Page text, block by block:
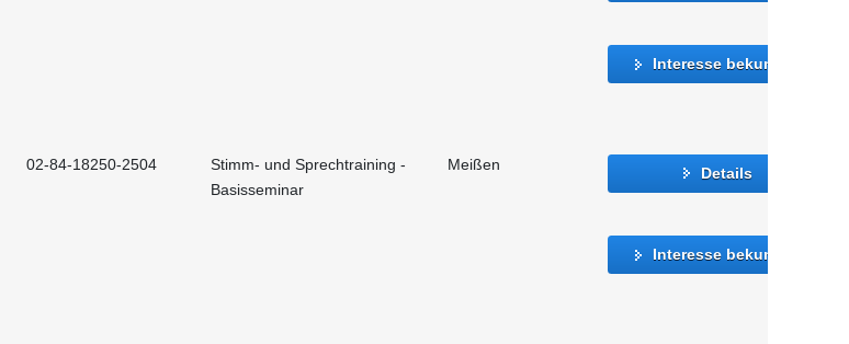
Interesse bekunden
02-84-18250-2504
Stimm- und Sprechtraining -
Basisseminar
Meißen Details
Interesse bekunden